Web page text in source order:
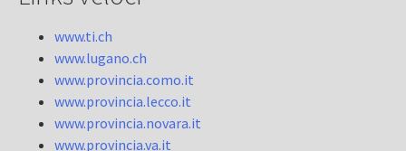
www.ti.ch
www.lugano.ch
www.provincia.como.it
www.provincia.lecco.it
www.provincia.novara.it
www.provincia.va.it